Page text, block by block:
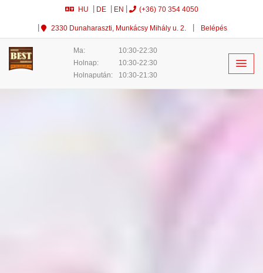
HU DE EN (+36) 70 354 4050
2330 Dunaharaszti, Munkácsy Mihály u. 2. Belépés
Ma:
10:30-22:30
Holnap:
10:30-22:30
Holnapután:
10:30-21:30